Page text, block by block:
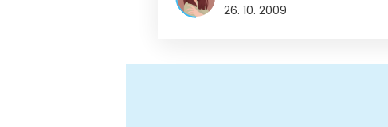
26. 10. 2009